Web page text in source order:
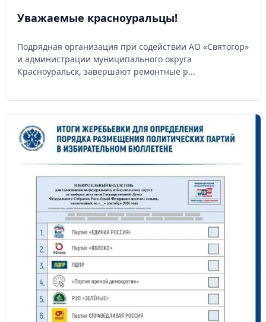
Уважаемые красноуральцы!
Подрядная организация при содействии АО «Святогор»
и администрации муниципального округа
Красноуральск, завершают ремонтные р...